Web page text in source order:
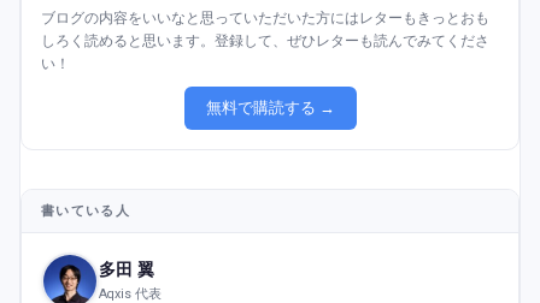
ブログの内容をいいなと思っていただいた方にはレターもきっとおも
しろく読めると思います。登録して、ぜひレターも読んでみてくださ
い！
無料で購読する →
書いている人
多田 翼
Aqxis 代表